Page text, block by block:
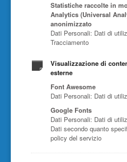
Statistiche raccolte in
Analytics (Universal
anonimizzato
Dati Personali: Dati di
Tracciamento
Visualizzazione di
esterne
Font Awesome
Dati Personali: Dati di
Google Fonts
Dati Personali: Dati di
Dati secondo quanto
policy del servizio